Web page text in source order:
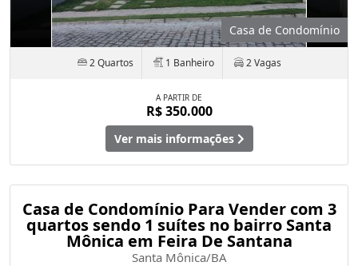
Casa de Condomínio
2 Quartos 1 Banheiro 2 Vagas
A PARTIR DE
R$ 350.000
Ver mais informações
Casa de Condomínio Para Vender com 3
quartos sendo 1 suítes no bairro Santa
Mônica em Feira De Santana
Santa Mônica/BA